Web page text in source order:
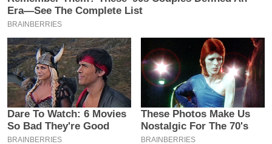
P
L
2
0
2
6
क्रा
इ
म